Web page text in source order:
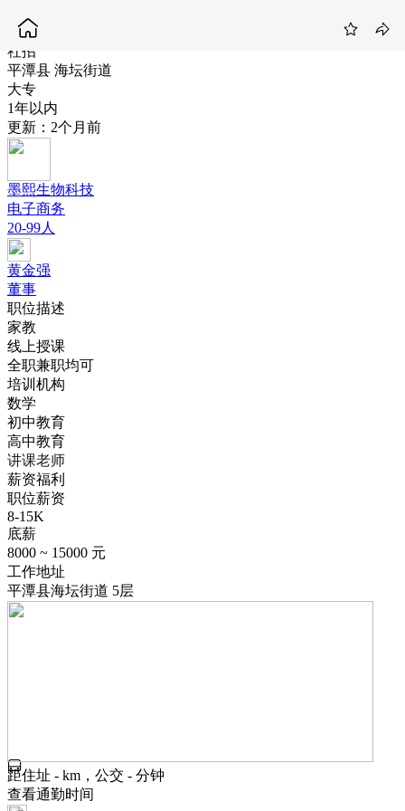
数学教师
8-15K
社招
平潭县 海坛街道
大专
1年以内
更新：2个月前
墨熙生物科技
电子商务
20-99人
黄金强
董事
职位描述
家教
线上授课
全职兼职均可
培训机构
数学
初中教育
高中教育
讲课老师
薪资福利
职位薪资
8-15K
底薪
8000 ~ 15000 元
工作地址
平潭县海坛街道 5层
距住址 - km，公交 - 分钟
查看通勤时间